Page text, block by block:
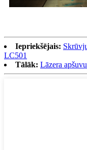
Iepriekšējais:
LC501
Tālāk: Lāzera